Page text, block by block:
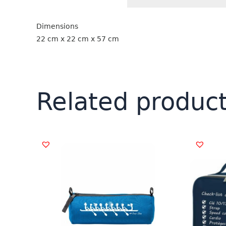
Dimensions
22 cm x 22 cm x 57 cm
Related